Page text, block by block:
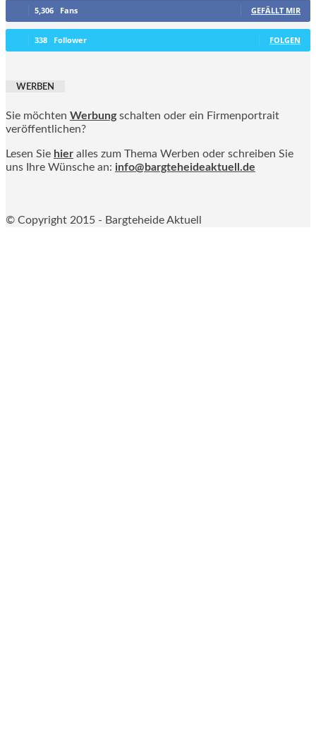
5,306 Fans GEFÄLLT MIR
338 Follower FOLGEN
WERBEN
Sie möchten Werbung schalten oder ein Firmenportrait
veröffentlichen?
Lesen Sie hier alles zum Thema Werben oder schreiben Sie
uns Ihre Wünsche an: info@bargteheideaktuell.de
© Copyright 2015 - Bargteheide Aktuell